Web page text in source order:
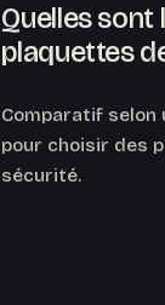
Quelles sont
plaquettes
Comparatif selon
pour choisir des
sécurité.